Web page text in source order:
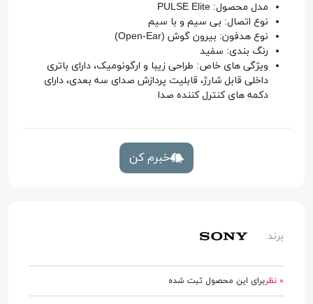
مدل محصول: PULSE Elite
نوع اتصال: بی سیم و با سیم
نوع هدفون: بیرون گوش (Open-Ear)
رنگ بندی: سفید
ویژگی های خاص: طراحی زیبا و ارگونومیک، دارای باتری
داخلی قابل شارژ، قابلیت پردازش صدای سه بعدی، دارای
دکمه های کنترل کننده صدا
خبرم کن
برند:
0 نظر برای این محصول ثبت شده